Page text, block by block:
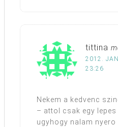
tittina
2012.
23:26
Nekem a kedvenc
– attol csak egy
ugyhogy nalam nyero